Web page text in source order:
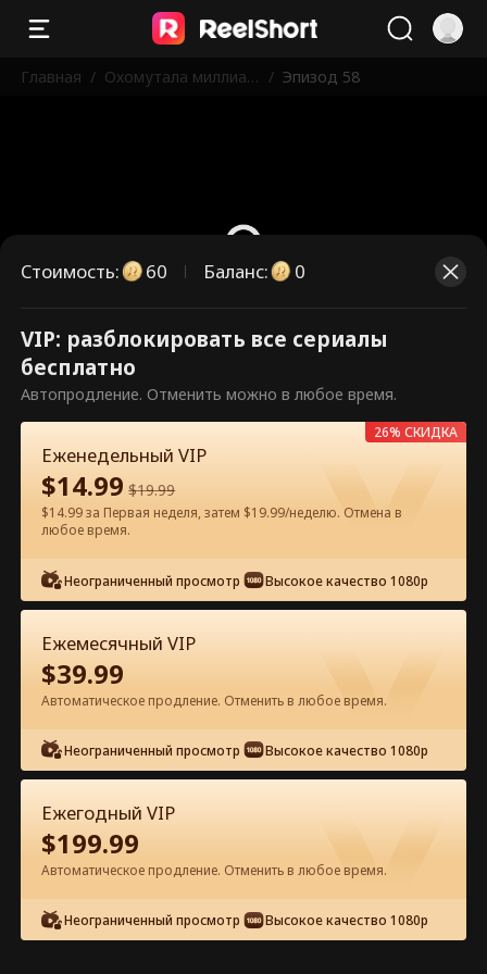
Главная / Охомутала миллиар
/ Эпизод 58
Это платные эпизоды.
Разблокируйте, чтобы смотреть.
60Разблокировать сейчас
Смотреть бесплатно в приложении
Эпизод 58 - Охомутала
миллиардера, теперь он мой муж
Полный фильм
1-50 51-75 Все эпизоды
59
Стоимость: 60 Баланс: 0
VIP: разблокировать все сериалы
бесплатно
Автопродление. Отменить можно в любое время.
Еженедельный VIP
$14.99 $19.99
$14.99 за Первая неделя, затем $19.99/неделю. Отмена в
любое время.
Неограниченный просмотр Высокое качество 1080p
26% СКИДКА
Ежемесячный VIP
$39.99
Автоматическое продление. Отменить в любое время.
Неограниченный просмотр Высокое качество 1080p
Ежегодный VIP
$199.99
Автоматическое продление. Отменить в любое время.
Неограниченный просмотр Высокое качество 1080p